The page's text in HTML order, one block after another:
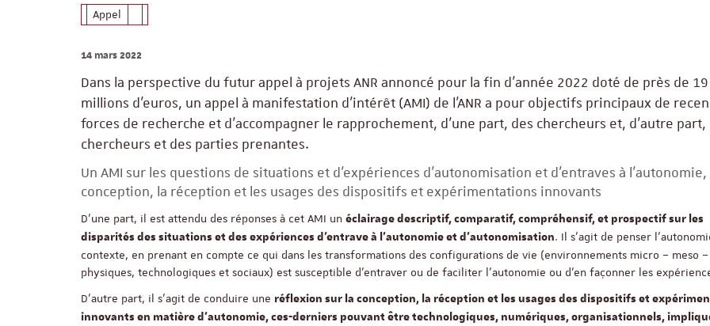
Appel
14 mars 2022
Dans la perspective du futur appel à projets ANR annoncé pour la fin d’année 2022 doté de près de 19
millions d’euros, un appel à manifestation d’intérêt (AMI) de l’ANR a pour objectifs principaux de
forces de recherche et d’accompagner le rapprochement, d’une part, des chercheurs et, d’autre part,
chercheurs et des parties prenantes.
Un AMI sur les questions de situations et d’expériences d’autonomisation et d’entraves à l’autonomie,
conception, la réception et les usages des dispositifs et expérimentations innovants
D’une part, il est attendu des réponses à cet AMI un éclairage descriptif, comparatif, compréhensif, et prospectif sur les
disparités des situations et des expériences d’entrave à l’autonomie et d’autonomisation. Il s’agit de penser
contexte, en prenant en compte ce qui dans les transformations des configurations de vie (environnements micro – meso
physiques, technologiques et sociaux) est susceptible d’entraver ou de faciliter l’autonomie ou d’en façonner les
D’autre part, il s’agit de conduire une réflexion sur la conception, la réception et les usages des dispositifs et
innovants en matière d’autonomie, ces-derniers pouvant être technologiques, numériques, organisationnels,